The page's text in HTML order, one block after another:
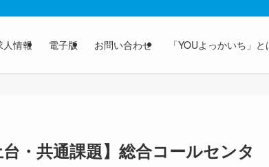
人情報 電子版 お問い合わせ 「YOUよっかいち」と
・共通課題】総合コールセンタ